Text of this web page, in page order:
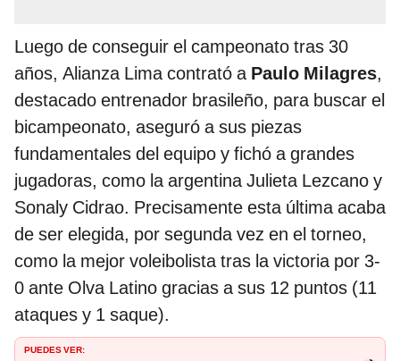
Luego de conseguir el campeonato tras 30
años, Alianza Lima contrató a Paulo Milagres,
destacado entrenador brasileño, para buscar el
bicampeonato, aseguró a sus piezas
fundamentales del equipo y fichó a grandes
jugadoras, como la argentina Julieta Lezcano y
Sonaly Cidrao. Precisamente esta última acaba
de ser elegida, por segunda vez en el torneo,
como la mejor voleibolista tras la victoria por 3-
0 ante Olva Latino gracias a sus 12 puntos (11
ataques y 1 saque).
PUEDES VER: